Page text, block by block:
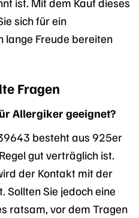
sich für ein
lange Freude bereiten
Fragen
Allergiker geeignet?
besteht aus 925er
gut verträglich ist.
der Kontakt mit der
Sollten Sie jedoch eine
ratsam, vor dem Tragen